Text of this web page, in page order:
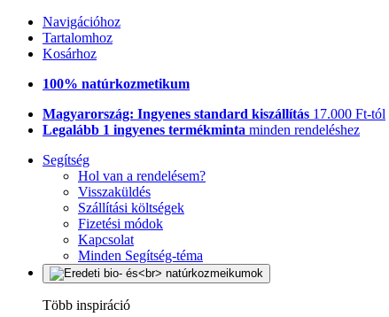
Navigációhoz
Tartalomhoz
Kosárhoz
100% natúrkozmetikum
Magyarország: Ingyenes standard kiszállítás 17.000 Ft-tól
Legalább 1 ingyenes termékminta minden rendeléshez
Segítség
Hol van a rendelésem?
Visszaküldés
Szállítási költségek
Fizetési módok
Kapcsolat
Minden Segítség-téma
Több inspiráció